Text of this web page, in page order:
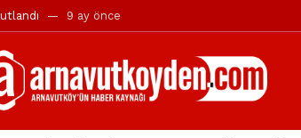
9 ay önce
Candaroğlu’na yönelik suçlamalar 10 ay önce
1 yıl önce
alev yandı. 2 yıl önce